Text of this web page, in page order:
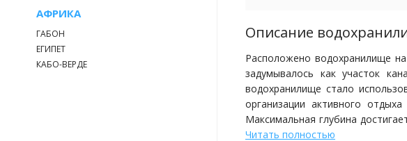
АФРИКА
ГАБОН
ЕГИПЕТ
КАБО-ВЕРДЕ
Описание
Расположено водохранилище
задумывалось как участок
водохранилище стало
организации активного
Максимальная глубина
без малого 500 м. Площадь
Читать полностью